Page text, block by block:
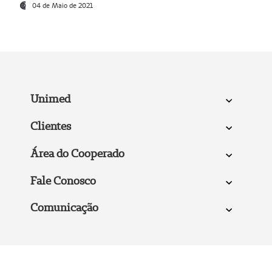
04 de Maio de 2021
Unimed
Clientes
Área do Cooperado
Fale Conosco
Comunicação